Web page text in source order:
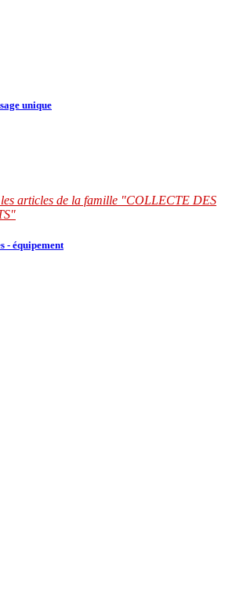
unique
articles de la famille "COLLECTE DES
- équipement